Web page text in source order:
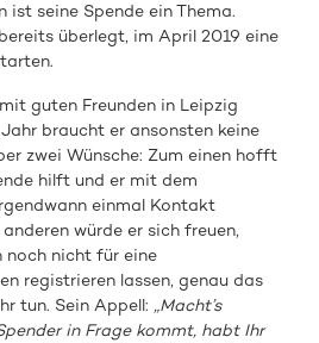
ist seine Spende ein Thema.
überlegt, im April 2019 eine
guten Freunden in Leipzig
braucht er ansonsten keine
zwei Wünsche: Zum einen hofft
hilft und er mit dem
einmal Kontakt
würde er sich freuen,
noch nicht für eine
registrieren lassen, genau das
tun. Sein Appell: „Macht’s
in Frage kommt, habt Ihr